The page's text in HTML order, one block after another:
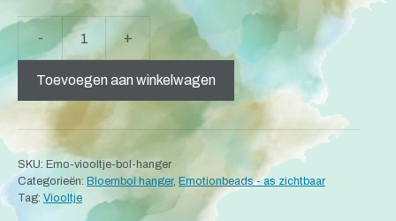
-
Emotionbead
hanger
aantal
+
Toevoegen aan winkelwagen
A
n
a
t
i
SKU: Emo-viooltje-bol-hanger
Categorieën: Bloembol hanger, Emotionbeads - as zichtbaar
Tag: Viooltje